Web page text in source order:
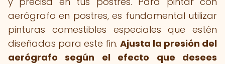
aerógrafo en postres, es fundamental utilizar
pinturas comestibles especiales que estén
diseñadas para este fin. Ajusta la presión del
aerógrafo según el efecto que desees